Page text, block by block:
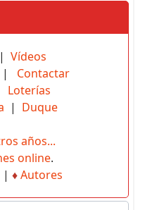
Vídeos
| Contactar
Loterías
| Duque
años...
online.
| ♦Autores